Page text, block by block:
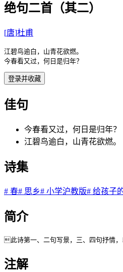
绝句二首（其二）
[唐]杜甫
江碧鸟逾白，山青花欲燃。
今春看又过，何日是归年？
登录并收藏
佳句
今春看又过，何日是归年？
江碧鸟逾白，山青花欲燃。
诗集
# 春# 思乡# 小学沪教版# 给孩子
简介
此诗第一、二句写景，三、四句抒情
注解